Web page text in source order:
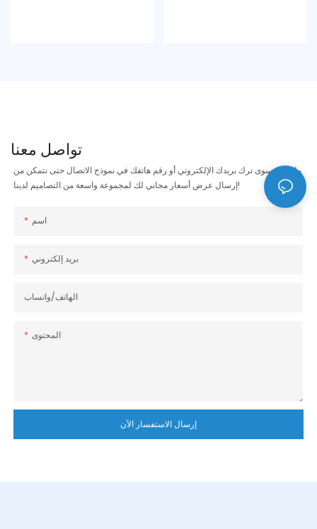
تواصل معنا
ما عليك سوى ترك بريدك الإلكتروني أو رقم هاتفك في نموذج الاتصال حتى نتمكن من
إرسال عرض أسعار مجاني لك لمجموعة واسعة من التصاميم لدينا!
اسم
بريد إلكتروني
الهاتف/واتساب
المحتوى
إرسال الاستفسار الآن